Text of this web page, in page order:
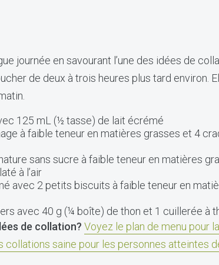
journée en savourant l’une des idées de
de deux à trois heures plus tard environ.
125 mL (½ tasse) de lait écrémé
à faible teneur en matières grasses et 4
sans sucre à faible teneur en matières
à l’air
avec 2 petits biscuits à faible teneur en
avec 40 g (¼ boîte) de thon et 1 cuillerée à
de collation? Voyez le plan de menu pour
collations saine pour les personnes atteintes